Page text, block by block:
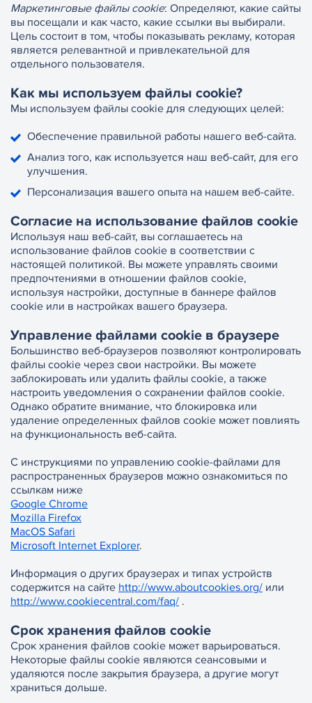
Маркетинговые файлы cookie: Определяют, какие сайты
вы посещали и как часто, какие ссылки вы выбирали.
Цель состоит в том, чтобы показывать рекламу, которая
является релевантной и привлекательной для
отдельного пользователя.
Как мы используем файлы cookie?
Мы используем файлы cookie для следующих целей:
Обеспечение правильной работы нашего веб-сайта.
Анализ того, как используется наш веб-сайт, для его
улучшения.
Персонализация вашего опыта на нашем веб-сайте.
Согласие на использование файлов cookie
Используя наш веб-сайт, вы соглашаетесь на
использование файлов cookie в соответствии с
настоящей политикой. Вы можете управлять своими
предпочтениями в отношении файлов cookie,
используя настройки, доступные в баннере файлов
cookie или в настройках вашего браузера.
Управление файлами cookie в браузере
Большинство веб-браузеров позволяют контролировать
файлы cookie через свои настройки. Вы можете
заблокировать или удалить файлы cookie, а также
настроить уведомления о сохранении файлов cookie.
Однако обратите внимание, что блокировка или
удаление определенных файлов cookie может повлиять
на функциональность веб-сайта.
С инструкциями по управлению cookie-файлами для
распространенных браузеров можно ознакомиться по
ссылкам ниже
Google Chrome
Mozilla Firefox
MacOS Safari
Microsoft Internet Explorer.
Информация о других браузерах и типах устройств
содержится на сайте http://www.aboutcookies.org/ или
http://www.cookiecentral.com/faq/ .
Срок хранения файлов cookie
Срок хранения файлов cookie может варьироваться.
Некоторые файлы cookie являются сеансовыми и
удаляются после закрытия браузера, а другие могут
храниться дольше.